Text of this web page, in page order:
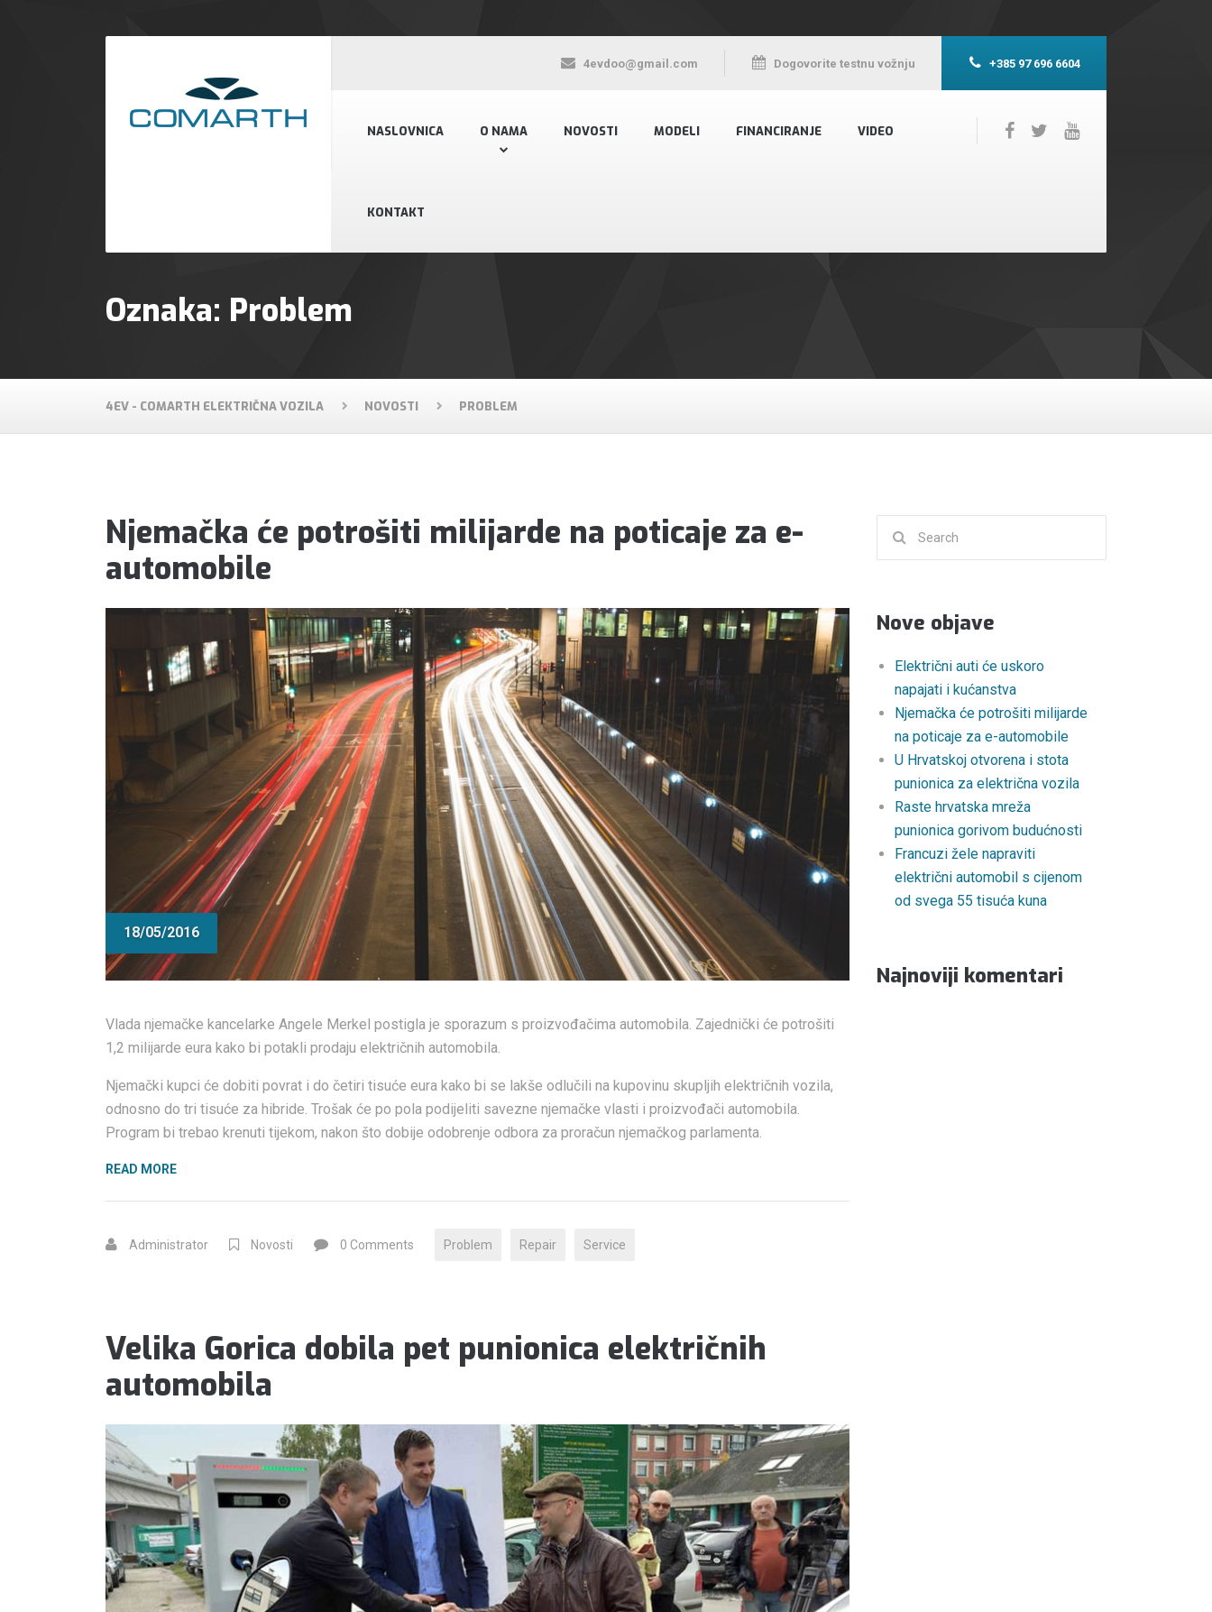
NASLOVNICA O NAMA NOVOSTI MODELI FINANCIRANJE VIDEO
KONTAKT
4evdoo@gmail.com Dogovorite testnu vožnju +385 97 696 6604
Oznaka: Problem
4EV - COMARTH ELEKTRIČNA VOZILA NOVOSTI PROBLEM
Njemačka će potrošiti milijarde na poticaje za e-
automobile
18/05/2016
Vlada njemačke kancelarke Angele Merkel postigla je sporazum s proizvođačima automobila. Zajednički će potrošiti
1,2 milijarde eura kako bi potakli prodaju električnih automobila.
Njemački kupci će dobiti povrat i do četiri tisuće eura kako bi se lakše odlučili na kupovinu skupljih električnih vozila,
odnosno do tri tisuće za hibride. Trošak će po pola podijeliti savezne njemačke vlasti i proizvođači automobila.
Program bi trebao krenuti tijekom, nakon što dobije odobrenje odbora za proračun njemačkog parlamenta.
READ MORE“NJEMAČKA
NA
Administrator Novosti 0 Comments Problem Repair Service
Velika Gorica dobila pet punionica električnih
automobila
Nove objave
Električni auti će uskoro
napajati i kućanstva
Njemačka će potrošiti milijarde
na poticaje za e-automobile
U Hrvatskoj otvorena i stota
punionica za električna vozila
Raste hrvatska mreža
punionica gorivom budućnosti
Francuzi žele napraviti
električni automobil s cijenom
od svega 55 tisuća kuna
Najnoviji komentari